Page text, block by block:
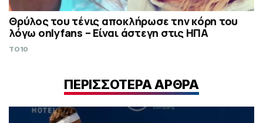
Θρύλος του τένις αποκλήρωσε την κόρη του
λόγω onlyfans – Είναι άστεγη στις ΗΠΑ
TO10
ΠΕΡΙΣΣΟΤΕΡΑ ΑΡΘΡΑ